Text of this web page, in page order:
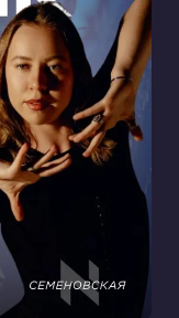
ФАНК С
НА